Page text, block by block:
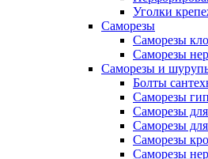
Уголки
Саморезы
Саморезы
Саморезы
Саморезы и
Болты
Саморезы
Саморезы
Саморезы
Саморезы
Саморезы